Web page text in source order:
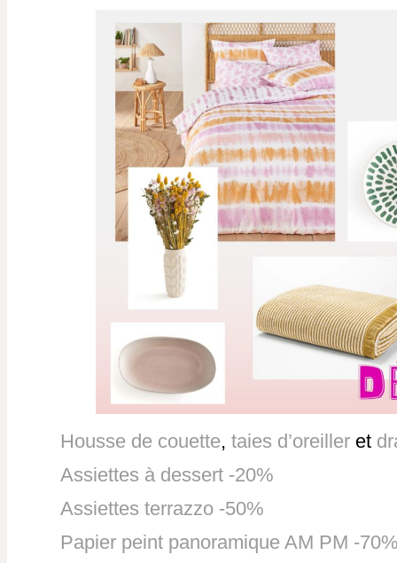
Housse de couette, taies d’oreiller et
Assiettes à dessert -20%
Assiettes terrazzo -50%
Papier peint panoramique AM PM -